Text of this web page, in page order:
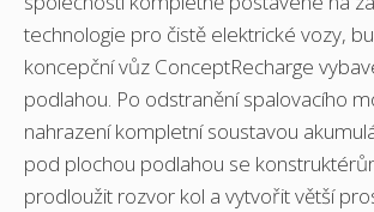
technologie pro čistě elektrické vozy,
koncepční vůz ConceptRecharge
podlahou. Po odstranění spalovacího
nahrazení kompletní soustavou
pod plochou podlahou se
prodloužit rozvor kol a vytvořit větší